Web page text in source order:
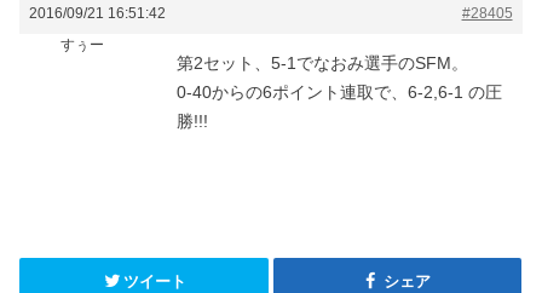
2016/09/21 16:51:42
#28405
すぅー
第2セット、5-1でなおみ選手のSFM。
0-40からの6ポイント連取で、6-2,6-1 の圧
勝!!!
ツイート シェア